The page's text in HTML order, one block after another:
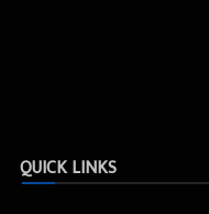
QUICK LINKS